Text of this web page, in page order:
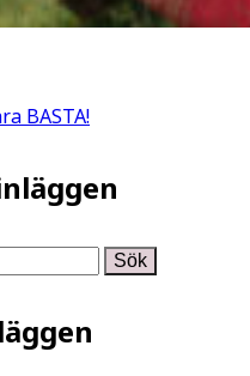
BASTA!